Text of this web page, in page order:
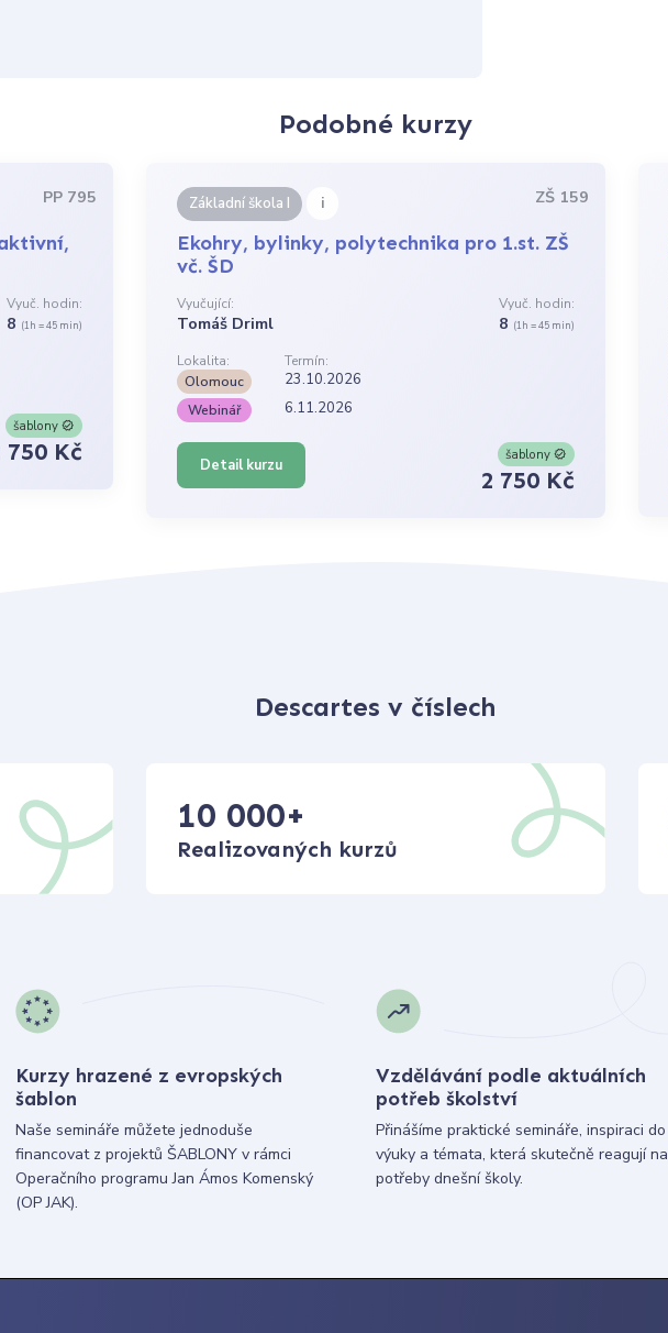
Podobné kurzy
PP 795
Vyuč. hodin:
8 (1h = 45 min)
šablony
750 Kč
Základní škola I i ZŠ 159
Ekohry, bylinky, polytechnika pro 1.st. ZŠ
vč. ŠD
Vyučující:
Tomáš Driml
Vyuč. hodin:
8 (1h = 45 min)
Lokalita:
Termín:
Olomouc
23.10.2026
Webinář 6.11.2026
Detail kurzu
šablony
2 750 Kč
Descartes v číslech
10 000+
Realizovaných kurzů
Kurzy hrazené z evropských
šablon
Naše semináře můžete jednoduše
financovat z projektů ŠABLONY v rámci
Operačního programu Jan Ámos Komenský
(OP JAK).
Vzdělávání podle aktuálních
potřeb školství
Přinášíme praktické semináře, inspiraci do
výuky a témata, která skutečně reagují na
potřeby dnešní školy.